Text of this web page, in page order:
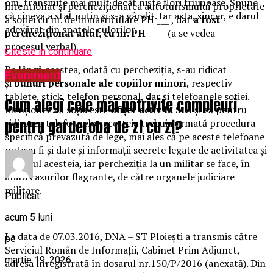
intentionat și percheziționarea autoturismului proprietate
a soției cu nr. de înmatriculare PH ___ , dara fost
percheziționat altul, cu nr. PH ____
(a se vedea
procesul verbal).
Pe lângă acestea, odată cu percheziția, s-au ridicat
șibunuri personale ale copiilor minori, respectiv
tablete, stick, telefon personal, dar și telefoanele soției.
Menționez că soția esteofițer activ la SRIși că pentru
ridicarea telefoanelor acesteia trebuia urmată procedura
specifică prevazută de lege, mai ales că pe aceste telefoane
puteau fi și date și informații secrete legate de activitatea și
serviciul acesteia, iar percheziția la un militar se face, în
afara cazurilor flagrante, de către organele judiciare
militare.
La data de 07.03.2016, DNA – ST Ploiești a transmis către
Serviciul Român de Informații, Cabinet Prim Adjunct,
adresa înregistrată în dosarul nr.150/P/2016 (anexată). Din
că cineva a stat puțin și s-a gândit. Iar asta, sincer, e darul
adevărat din spatele culorilor.
Citeste in continuare
Eveniment
Cum alegi cele mai potrivite compleuri
pentru garderoba de zi cu zi?
Publicat
acum 5 luni
pe
martie 19, 2026